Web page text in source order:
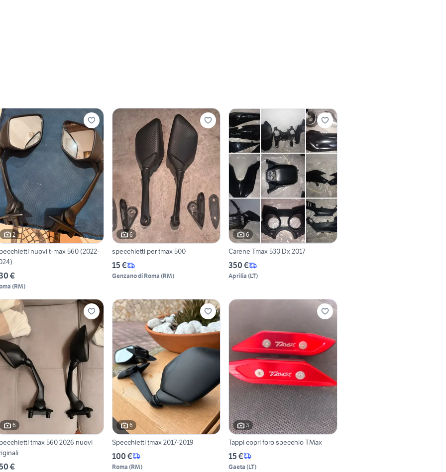
2
nuovi t-max 560 (2022-
€
(RM)
6
specchietti per tmax 500
15 €
Genzano di Roma (RM)
6
Carene Tmax 530 Dx 2017
350 €
Aprilia (LT)
6
tmax 560 2026 nuovi
€
6
Specchietti tmax 2017-2019
100 €
Roma (RM)
3
Tappi copri foro specchio TMax
15 €
Gaeta (LT)